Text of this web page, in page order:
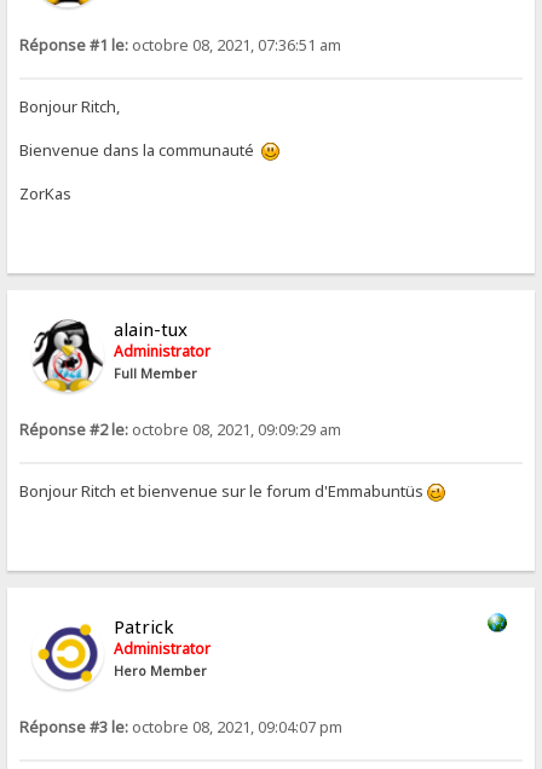
Réponse #1 le: octobre 08, 2021, 07:36:51 am
Bonjour Ritch,
Bienvenue dans la communauté
ZorKas
alain-tux
Administrator
Full Member
Réponse #2 le: octobre 08, 2021, 09:09:29 am
Bonjour Ritch et bienvenue sur le forum d'Emmabuntüs
Patrick
Administrator
Hero Member
Réponse #3 le: octobre 08, 2021, 09:04:07 pm